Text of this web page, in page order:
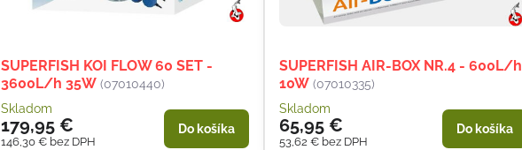
SUPERFISH KOI FLOW 60 SET -
3600L/h 35W (07010440)
Skladom
179,95 €
146,30 € bez DPH
Do košíka
SUPERFISH AIR-BOX NR.4 - 600L/h
10W (07010335)
Skladom
65,95 €
53,62 € bez DPH
Do košíka